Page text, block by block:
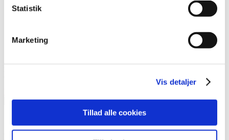
Statistik
Marketing
Vis detaljer
Tillad alle cookies
Værktøjer & Materialer / Den danske model Værktøjer til brug på
Den danske model på spansk
Pjece om den danske model forklaret på spansk (som tales i Costa